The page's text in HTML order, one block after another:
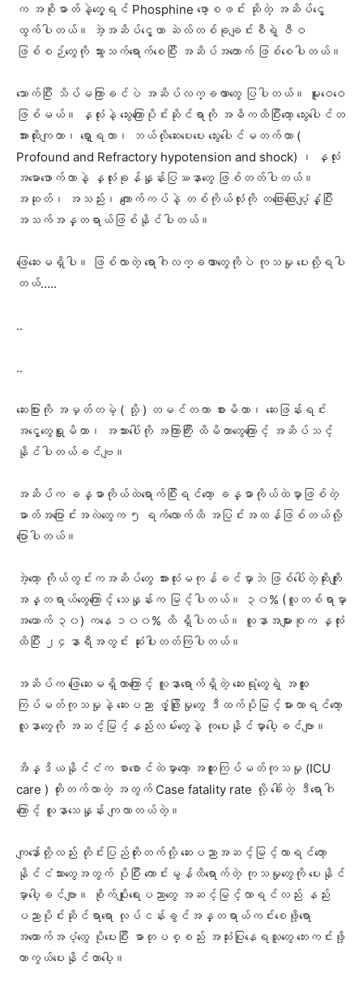
က အစိုဓာတ်နဲ့တွေ့ရင် Phosphine ဖော့စဖင်း ဆိုတဲ့ အဆိပ်ငွေ့
ထွက်ပါတယ်။ အဲ့အဆိပ်ငွေ့ဟာ ဆဲလ်တစ်ခုချင်းစီရဲ့ ဇီဝ
ဖြစ်စဉ်တွေကို သွားသက်ရောက်စေပြီး အဆိပ်အတောက် ဖြစ်စေပါတယ်။
သောက်ပြီး သိပ်မကြာခင်ပဲ အဆိပ်လက္ခဏာတွေ ပြပါတယ်။ မူးဝေဝေ
ဖြစ်မယ်။ နှလုံးနဲ့ သွေးကြောပိုင်းဆိုင်ရာကို အဓိကထိပြီးတော့ သွေးပေါင်တ
အားထိုးကျတာ၊ ရှော့ရတာ၊ ဘယ်လိုဆေးပေးပေး သွေးပေါင်မတက်တာ (
Profound and Refractory hypotension and shock) ၊ နှလုံး
အမောဖောက်တာနဲ့ နှလုံးခုန်နှုန်းပြဿနာတွေ ဖြစ်တတ်ပါတယ်။
အဆုတ်၊ အသည်း၊ ကျောက်ကပ်နဲ့ တစ်ကိုယ်လုံးကို တဖြေးဖြေးပျံ့နှံ့ပြီး
အသက်အန္တရာယ်ဖြစ်နိုင်ပါတယ်။
ဖြေဆေးမရှိပါ။ ဖြစ်လာတဲ့ ရောဂါလက္ခဏာတွေကိုပဲ ကုသမှု ပေးလို့ရပါ
တယ်…..
..
..
ဆေးပြားကို အမှတ်တမဲ့ ( သို့ ) တမင်တကာ စားမိတာ၊ ဆေးဖြန်းရင်း
အငွေ့တွေရှူမိတာ၊ အသားပေါ်ကို အကြာကြီး ထိမိတာတွေကြောင့် အဆိပ်သင့်
နိုင်ပါတယ်ခင်ဗျ။
အဆိပ်က ခန္ဓာကိုယ်ထဲရောက်ပြီးရင်တော့ ခန္ဓာကိုယ်ထဲမှာဖြစ်တဲ့
ဓာတ်အပြောင်းအလဲတွေက ၅ ရက်လောက်ထိ အပြင်းအထန်ဖြစ်တယ်လို့
ပြောပါတယ်။
အဲ့တော့ ကိုယ်တွင်းကအဆိပ်တွေ အားလုံးမကုန်ခင်မှာဘဲ ဖြစ်ပေါ်တဲ့ဆိုးကျိုး
အန္တရာယ်တွေ‌ကြောင့် သေနှုန်းက မြင့်ပါတယ်။ ၃၀% (လူတစ်ရာမှာ
အယောက် ၃၀) ကနေ ၁၀၀% ထိ ရှိပါတယ်။ လူနာအများစုက နှလုံး
ထိပြီး ၂၄နာရီအတွင်း ဆုံးပါးတတ်ကြပါတယ်။
အဆိပ်က ဖြေဆေးမရှိတာကြောင့် လူနာရောက်ရှိတဲ့ ဆေးရုံတွေရဲ့ အထူး
ကြပ်မတ်ကုသမှုနဲ့ ဆေးပညာ ဖွံ့ဖြိုးမှုတွေ ဒီထက်ပိုမြင့်မားလာရင်တော့
လူနာတွေကို အဆင့်မြင့်နည်းလမ်းတွေနဲ့ ကုပေးနိုင်မှာပေါ့ခင်ဗျာ။
အိန္ဒိယနိုင်ငံက စာစောင်ထဲမှာတော့ အထူးကြပ်မတ်ကုသမှု (ICU
care ) တိုးတက်လာတဲ့ အတွက် Case fatality rate လို့‌ ခေါ်တဲ့ ဒီရောဂါ
ကြောင့် လူနာသေနှုန်း ကျလာတယ်တဲ့။
ကျနော်တို့လည်း တိုင်းပြည်တိုးတက်လို့ ဆေးပညာအဆင့်မြင့်လာရင်တော့
နိုင်ငံသားတွေအတွက် ပိုပြီး ကောင်းမွန်ထိရောက်တဲ့ ကုသမှုတွေကို ပေးနိုင်
မှာပေါ့ခင်ဗျာ။ စိုက်ပျိုးရေးပညာတွေ အဆင့်မြင့်လာရင်လည်း နည်း
ပညာပိုင်းဆိုင်ရာရော လုပ်ငန်းခွင်အန္တရာယ်ကင်း‌စေဖို့ရော
အထောက်အပံ့တွေ ပိုပေးပြီး ဓာတုပစ္စည်း အသုံးပြုနေရသူတွေ ဘေးကင်းဖို့
ကာကွယ်ပေးနိုင်တာပေါ့။